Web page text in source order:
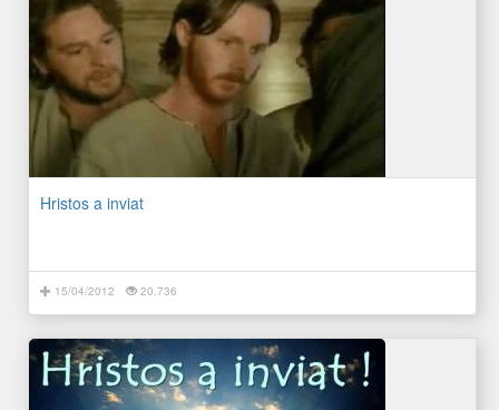
Hristos a inviat
15/04/2012 20.736